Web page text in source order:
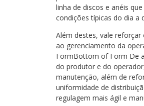
linha de discos e anéis
condições típicas do dia a
Além destes, vale
ao gerenciamento da
FormBottom of Form De
do produtor e do
manutenção, além de
uniformidade de
regulagem mais ágil e